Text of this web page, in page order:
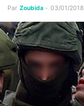
Par Zoubida - 03/01/2018